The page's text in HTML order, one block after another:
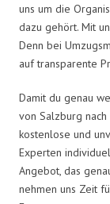
uns um die
dazu gehört. Mit
Denn bei
auf transparente
Damit du genau
von Salzburg
kostenlose und
Experten
Angebot, das
nehmen uns Zeit